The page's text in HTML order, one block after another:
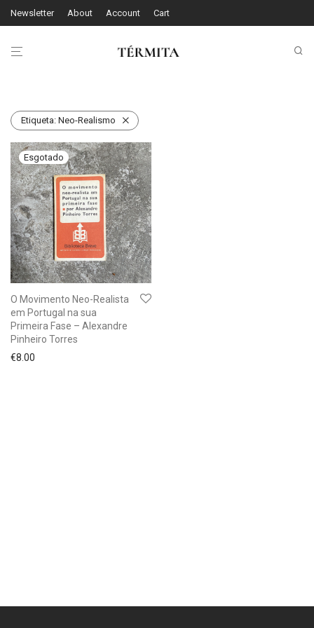
Newsletter About Account Cart
Etiqueta: Neo-Realismo
O Movimento Neo-Realista
em Portugal na sua
Primeira Fase – Alexandre
Pinheiro Torres
€8.00